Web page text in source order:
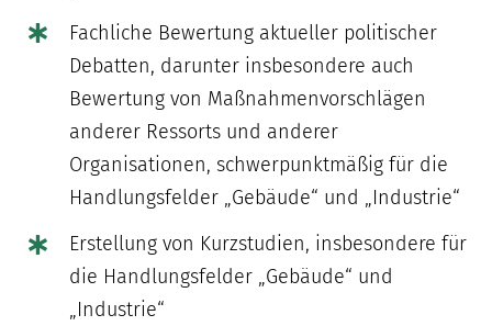
Fachliche Bewertung aktueller politischer
Debatten, darunter insbesondere auch
Bewertung von Maßnahmenvorschlägen
anderer Ressorts und anderer
Organisationen, schwerpunktmäßig für die
Handlungsfelder „Gebäude“ und „Industrie“
Erstellung von Kurzstudien, insbesondere für
die Handlungsfelder „Gebäude“ und
„Industrie“